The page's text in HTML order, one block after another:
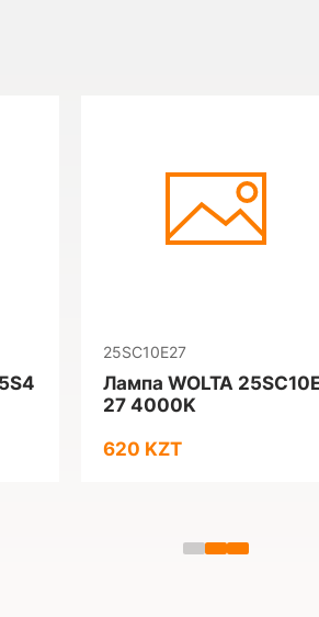
25SC10E27
Лампа WOLTA
27 4000K
620 KZT